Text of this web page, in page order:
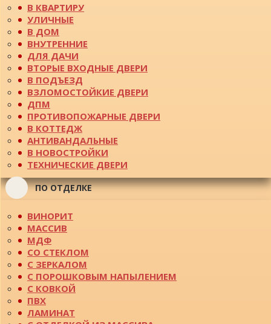
В КВАРТИРУ
УЛИЧНЫЕ
В ДОМ
ВНУТРЕННИЕ
ДЛЯ ДАЧИ
ВТОРЫЕ ВХОДНЫЕ ДВЕРИ
В ПОДЪЕЗД
ВЗЛОМОСТОЙКИЕ ДВЕРИ
ДПМ
ПРОТИВОПОЖАРНЫЕ ДВЕРИ
В КОТТЕДЖ
АНТИВАНДАЛЬНЫЕ
В НОВОСТРОЙКИ
ТЕХНИЧЕСКИЕ ДВЕРИ
ПО ОТДЕЛКЕ
ВИНОРИТ
МАССИВ
МДФ
СО СТЕКЛОМ
С ЗЕРКАЛОМ
С ПОРОШКОВЫМ НАПЫЛЕНИЕМ
С КОВКОЙ
ПВХ
ЛАМИНАТ